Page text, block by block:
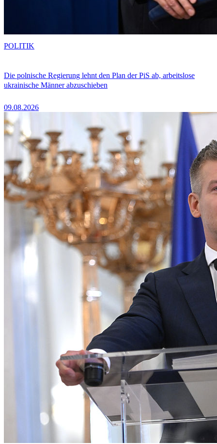
Die polnische Regierung lehnt den Plan der PiS ab, arbeitslose
ukrainische Männer abzuschieben
09.08.2026
POLITIK